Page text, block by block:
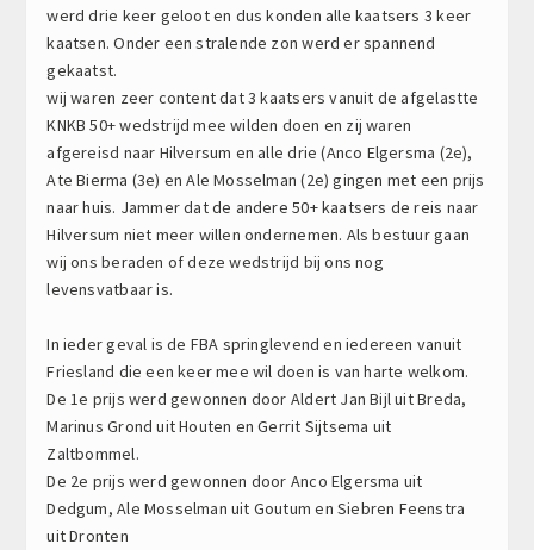
werd drie keer geloot en dus konden alle kaatsers 3 keer
kaatsen. Onder een stralende zon werd er spannend
gekaatst.
wij waren zeer content dat 3 kaatsers vanuit de afgelastte
KNKB 50+ wedstrijd mee wilden doen en zij waren
afgereisd naar Hilversum en alle drie (Anco Elgersma (2e),
Ate Bierma (3e) en Ale Mosselman (2e) gingen met een prijs
naar huis. Jammer dat de andere 50+ kaatsers de reis naar
Hilversum niet meer willen ondernemen. Als bestuur gaan
wij ons beraden of deze wedstrijd bij ons nog
levensvatbaar is.
In ieder geval is de FBA springlevend en iedereen vanuit
Friesland die een keer mee wil doen is van harte welkom.
De 1e prijs werd gewonnen door Aldert Jan Bijl uit Breda,
Marinus Grond uit Houten en Gerrit Sijtsema uit
Zaltbommel.
De 2e prijs werd gewonnen door Anco Elgersma uit
Dedgum, Ale Mosselman uit Goutum en Siebren Feenstra
uit Dronten